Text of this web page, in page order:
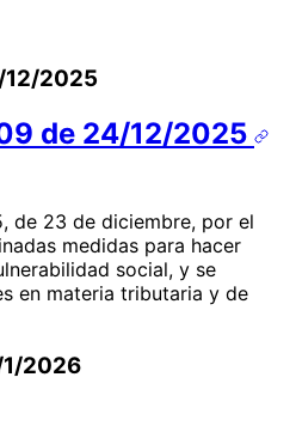
12/2025
de 24/12/2025
de 23 de diciembre, por el
medidas para hacer
social, y se
en materia tributaria y de
2026